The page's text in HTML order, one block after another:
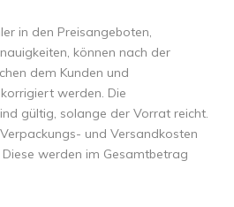
in den Preisangeboten,
können nach der
dem Kunden und
werden. Die
gültig, solange der Vorrat reicht.
und Versandkosten
werden im Gesamtbetrag